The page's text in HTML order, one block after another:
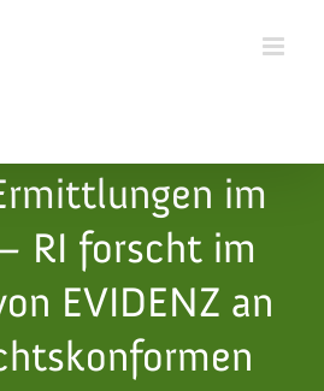
im
RI forscht im
EVIDENZ an